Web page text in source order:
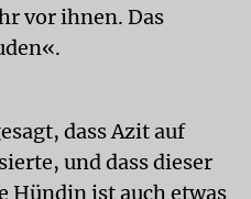
vor ihnen. Das
dass Azit auf
und dass dieser
Hündin ist auch etwas